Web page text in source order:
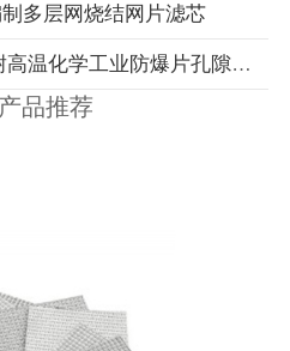
多层网烧结网片滤芯
下一篇 : 不锈钢网滤片_耐高温化学工业防爆片孔隙均匀透气不锈钢滤芯
品推荐